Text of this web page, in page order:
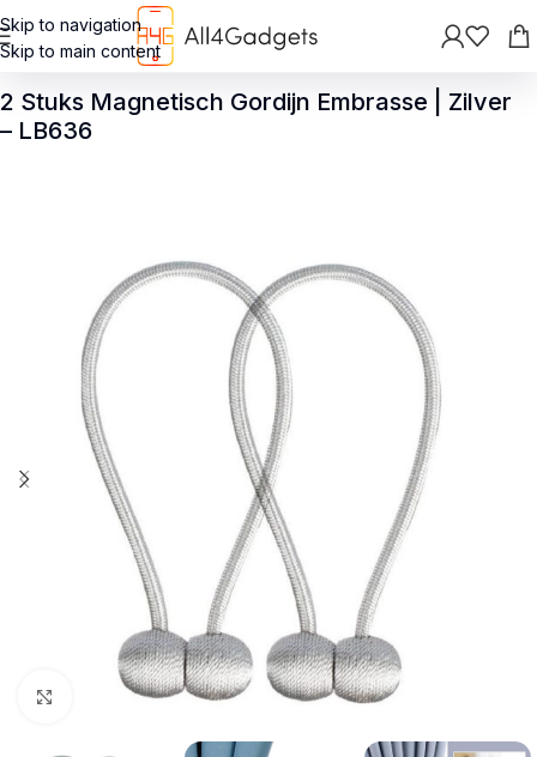
Skip to navigation
Skip to main content
Terug>Huishouden
2 Stuks Magnetisch Gordijn Embrasse | Zilver
– LB636
Click to enlarge